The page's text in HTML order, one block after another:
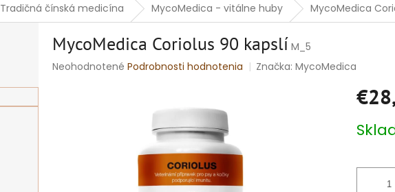
Tradičná čínská medicína MycoMedica - vitálne huby MycoMedica
MycoMedica Coriolus 90 kapslí M_5
Priemerné
Neohodnotené Podrobnosti hodnotenia Značka:MycoMedica
cena: